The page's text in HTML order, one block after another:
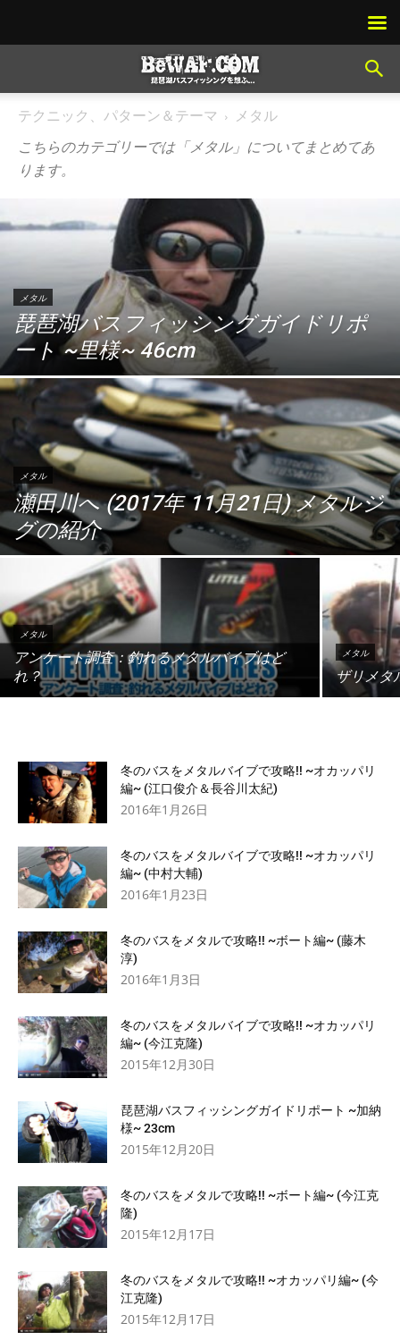
テクニック、パターン＆テーマ
メタル
こちらのカテゴリーでは「メタル」についてまとめてあ
ります。
メタル
琵琶湖バスフィッシングガイドリポ
ート ~里様~ 46cm
メタル
瀬田川へ (2017年 11月21日) メタルジ
グの紹介
メタル
アンケート調査：釣れるメタルバイブはど
れ？
メタル
ザリメタ
冬のバスをメタルバイブで攻略!! ~オカッパリ
編~ (江口俊介＆長谷川太紀)
2016年1月26日
冬のバスをメタルバイブで攻略!! ~オカッパリ
編~ (中村大輔)
2016年1月23日
冬のバスをメタルで攻略!! ~ボート編~ (藤木
淳)
2016年1月3日
冬のバスをメタルバイブで攻略!! ~オカッパリ
編~ (今江克隆)
2015年12月30日
琵琶湖バスフィッシングガイドリポート ~加納
様~ 23cm
2015年12月20日
冬のバスをメタルで攻略!! ~ボート編~ (今江克
隆)
2015年12月17日
冬のバスをメタルで攻略!! ~オカッパリ編~ (今
江克隆)
2015年12月17日